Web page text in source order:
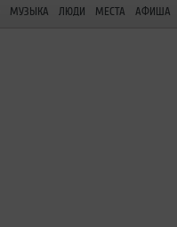
МУЗЫКА ЛЮДИ МЕСТА АФИША